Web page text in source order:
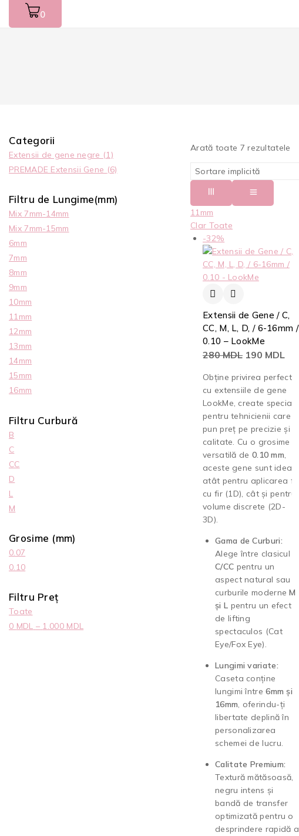
0
Arată toate 7 rezultatele
11mm
Clar Toate
-32%
Extensii de Gene / C,
CC, M, L, D, / 6-16mm /
0.10 – LookMe
280MDL 190 MDL
Obține privirea perfectă
cu extensiile de gene
LookMe, create special
pentru tehnicienii care
pun preț pe precizie și
calitate. Cu o grosime
versatilă de 0.10 mm,
aceste gene sunt ideale
atât pentru aplicarea fir
cu fir (1D), cât și pentru
volume discrete (2D-
3D).
Gama de Curburi:
Alege între clasicul
C/CC pentru un
aspect natural sau
curburile moderneM
și L pentru un efect
de lifting
spectaculos (Cat
Eye/Fox Eye).
Lungimi variate:
Caseta conține
lungimi între6mm și
16mm, oferindu-ți
libertate deplină în
personalizarea
schemei de lucru.
Calitate Premium:
Textură mătăsoasă,
negru intens și
bandă de transfer
optimizată pentru o
desprindere rapidă a
Categorii
Extensii de gene negre (1)
PREMADE Extensii Gene (6)
Filtru de Lungime(mm)
Mix 7mm-14mm
Mix 7mm-15mm
6mm
7mm
8mm
9mm
10mm
11mm
12mm
13mm
14mm
15mm
16mm
Filtru Curbură
B
C
CC
D
L
M
Grosime (mm)
0.07
0.10
Filtru Preț
Toate
0 MDL – 1.000 MDL